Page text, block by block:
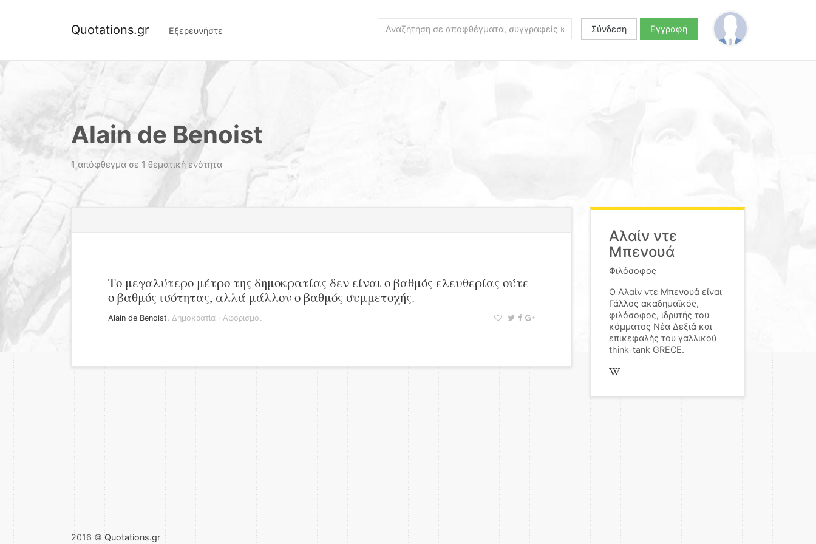
Quotations.gr Εξερευνήστε Σύνδεση Εγγραφή
Alain de Benoist
1 απόφθεγμα σε 1 θεματική ενότητα
Το μεγαλύτερο μέτρο της δημοκρατίας δεν είναι ο βαθμός ελευθερίας ούτε
ο βαθμός ισότητας, αλλά μάλλον ο βαθμός συμμετοχής.
Alain de Benoist, Δημοκρατία · Αφορισμοί
Αλαίν ντε
Μπενουά
Φιλόσοφος
Ο Αλαίν ντε Μπενουά είναι
Γάλλος ακαδημαϊκός,
φιλόσοφος, ιδρυτής του
κόμματος Νέα Δεξιά και
επικεφαλής του γαλλικού
think-tank GRECE.
2016 © Quotations.gr